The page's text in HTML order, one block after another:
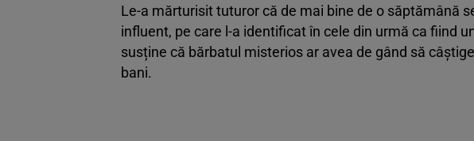
Le-a mărturisit tuturor că de mai bine de o săptămână
influent, pe care l-a identificat în cele din urmă ca fiind un
susține că bărbatul misterios ar avea de gând să
bani.